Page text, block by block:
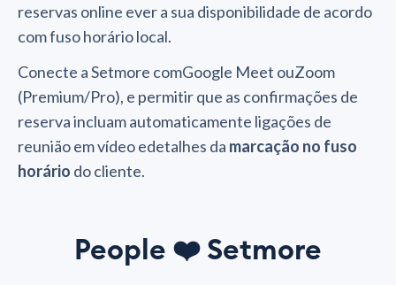
reservas online ever a sua disponibilidade de acordo
com fuso horário local.
Conecte a Setmore comGoogle Meet ouZoom
(Premium/Pro), e permitir que as confirmações de
reserva incluam automaticamente ligações de
reunião em vídeo edetalhes da marcação no fuso
horário do cliente.
People ❤️ Setmore